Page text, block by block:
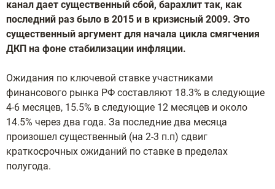
канал дает существенный сбой, барахлит так, как
последний раз было в 2015 и в кризисный 2009. Это
существенный аргумент для начала цикла смягчения
ДКП на фоне стабилизации инфляции.
Ожидания по ключевой ставке участниками
финансового рынка РФ составляют 18.3% в следующие
4-6 месяцев, 15.5% в следующие 12 месяцев и около
14.5% через два года. За последние два месяца
произошел существенный (на 2-3 п.п) сдвиг
краткосрочных ожиданий по ставке в пределах
полугода.